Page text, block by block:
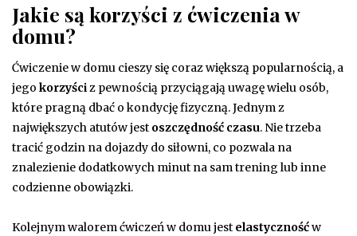
Jakie są korzyści z ćwiczenia w
domu?
Ćwiczenie w domu cieszy się coraz większą popularnością, a
jego korzyściz pewnością przyciągają uwagę wielu osób,
które pragną dbać o kondycję fizyczną. Jednym z
największych atutów jest oszczędność czasu. Nie trzeba
tracić godzin na dojazdy do siłowni, co pozwala na
znalezienie dodatkowych minut na sam trening lub inne
codzienne obowiązki.
Kolejnym walorem ćwiczeń w domu jest elastycznośćw